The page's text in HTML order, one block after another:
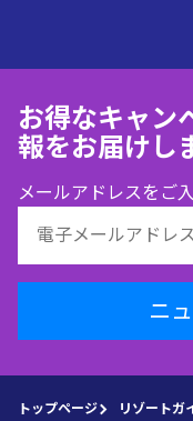
お得なキャン
報をお届けし
メールアドレスをご
ニ
トップページ リゾートガ